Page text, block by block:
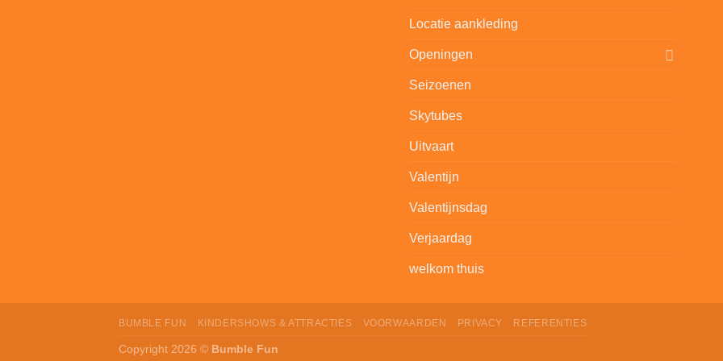
Locatie aankleding
Openingen
Seizoenen
Skytubes
Uitvaart
Valentijn
Valentijnsdag
Verjaardag
welkom thuis
BUMBLE FUN KINDERSHOWS & ATTRACTIES VOORWAARDEN PRIVACY REFERENTIES
Copyright 2026 © Bumble Fun